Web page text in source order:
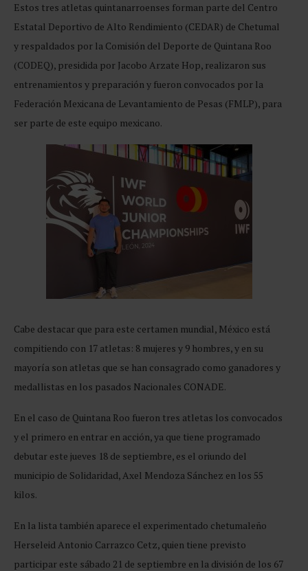
Estos tres atletas quintanarroenses forman parte del Centro
Estatal Deportivo de Alto Rendimiento (CEDAR) de Chetumal
y respaldados por la Comisión del Deporte de Quintana Roo
(CODEQ), presidida por Jacobo Arzate Hop, realizaron sus
entrenamientos y preparación y fueron convocados por la
Federación Mexicana de Levantamiento de Pesas (FMLP), para
ser parte de este equipo mexicano.
Cabe destacar que para este certamen mundial, México está
compitiendo con 17 atletas: 8 mujeres y 9 hombres, y en su
mayoría son atletas que se han consagrado como ganadores y
medallistas en los pasados Nacionales CONADE.
En el caso de Quintana Roo fueron tres atletas los convocados
y el primero en entrar en acción, ya que tiene programado
debutar este jueves 18 de septiembre, es el oriundo del
municipio de Solidaridad, Axel Mendoza Sánchez en los 55
kilos.
En la lista también aparece el experimentado chetumaleño
Herseleid Antonio Carrazco Cetz, quien tiene previsto
participar este sábado 21 de septiembre en la división de los 67